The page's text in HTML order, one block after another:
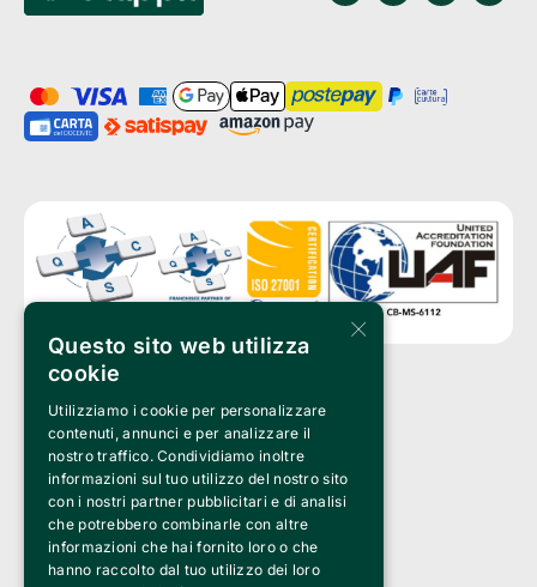
Clappit is a trademark of:
Bemils Srl
a Socio Unico
Via Fosse Ardeatine, 4 -20092 Cinisello Balsamo (MI)
PI 05589050961
Iscr. C.C.I.A.A. Milano R.E.A. 1833471
© 2010-2025 Bemils Srl - All rights reserved
Credits:
×
Questo sito web utilizza
cookie
Utilizziamo i cookie per personalizzare
contenuti, annunci e per analizzare il
nostro traffico. Condividiamo inoltre
informazioni sul tuo utilizzo del nostro sito
con i nostri partner pubblicitari e di analisi
che potrebbero combinarle con altre
informazioni che hai fornito loro o che
hanno raccolto dal tuo utilizzo dei loro